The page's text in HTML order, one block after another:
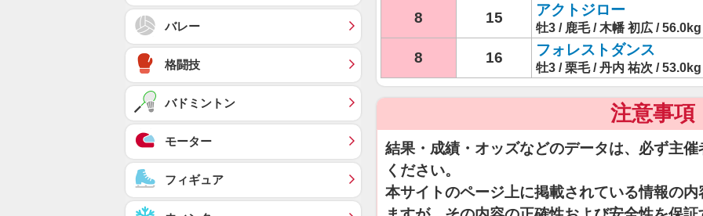
8 15 アクトジロー
牡3 / 鹿毛 / 木幡 初広 / 56.0kg
8 16 フォレストダンス
牡3 / 栗毛 / 丹内 祐次 / 53.0kg
注意事項
結果・成績・オッズなどのデータは、必ず主
ください。
本サイトのページ上に掲載されている情報の
バレー
格闘技
バドミントン
モーター
フィギュア